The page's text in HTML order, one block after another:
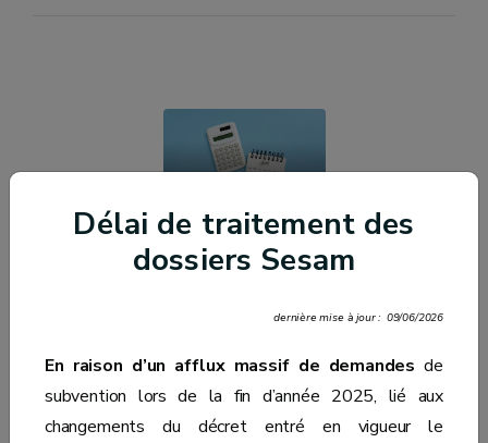
Délai de traitement des
dossiers Sesam
dernière mise à jour : 09/06/2026
En raison d’un afflux massif de demandes de
subvention lors de la fin d’année 2025, lié aux
changements du décret entré en vigueur le
Calculer vos
trimestriels